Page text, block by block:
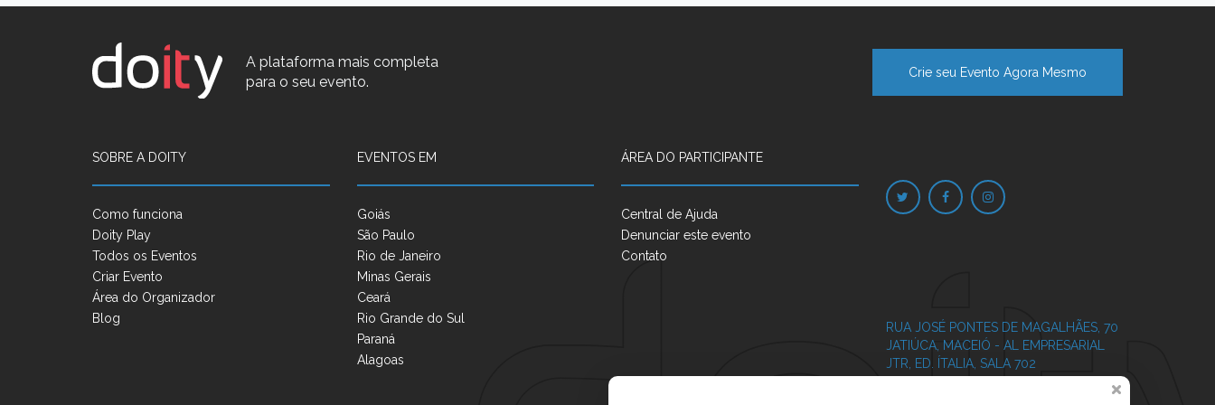
A plataforma mais completa
para o seu evento.
Crie seu Evento Agora Mesmo
SOBRE A DOITY
Como funciona
Doity Play
Todos os Eventos
Criar Evento
Área do Organizador
Blog
EVENTOS EM
Goiás
São Paulo
Rio de Janeiro
Minas Gerais
Ceará
Rio Grande do Sul
Paraná
Alagoas
ÁREA DO PARTICIPANTE
Central de Ajuda
Denunciar este evento
Contato
RUA JOSÉ PONTES DE MAGALHÃES, 70
JATIÚCA, MACEIÓ - AL
EMPRESARIAL
JTR, ED. ÍTALIA, SALA 702